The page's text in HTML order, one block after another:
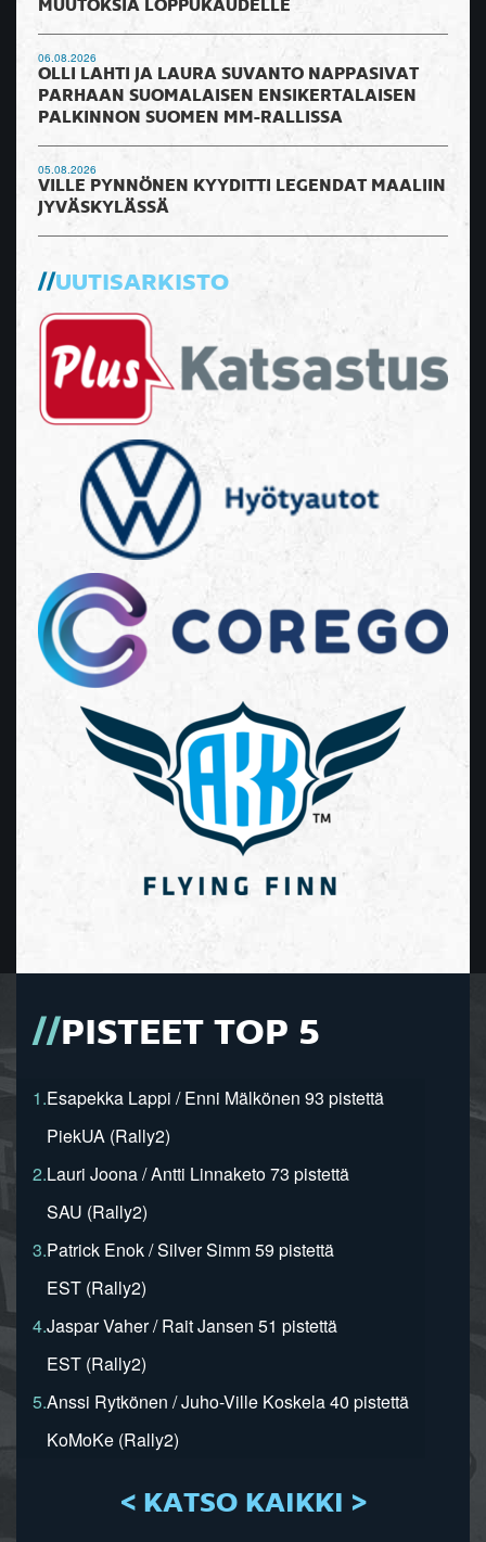
MUUTOKSIA LOPPUKAUDELLE
06.08.2026
OLLI LAHTI JA LAURA SUVANTO NAPPASIVAT
PARHAAN SUOMALAISEN ENSIKERTALAISEN
PALKINNON SUOMEN MM-RALLISSA
05.08.2026
VILLE PYNNÖNEN KYYDITTI LEGENDAT MAALIIN
JYVÄSKYLÄSSÄ
UUTISARKISTO
PISTEET TOP 5
1.Esapekka Lappi / Enni Mälkönen 93 pistettä
PiekUA (Rally2)
2.Lauri Joona / Antti Linnaketo 73 pistettä
SAU (Rally2)
3.Patrick Enok / Silver Simm 59 pistettä
EST (Rally2)
4.Jaspar Vaher / Rait Jansen 51 pistettä
EST (Rally2)
5.Anssi Rytkönen / Juho-Ville Koskela 40 pistettä
KoMoKe (Rally2)
< KATSO KAIKKI >